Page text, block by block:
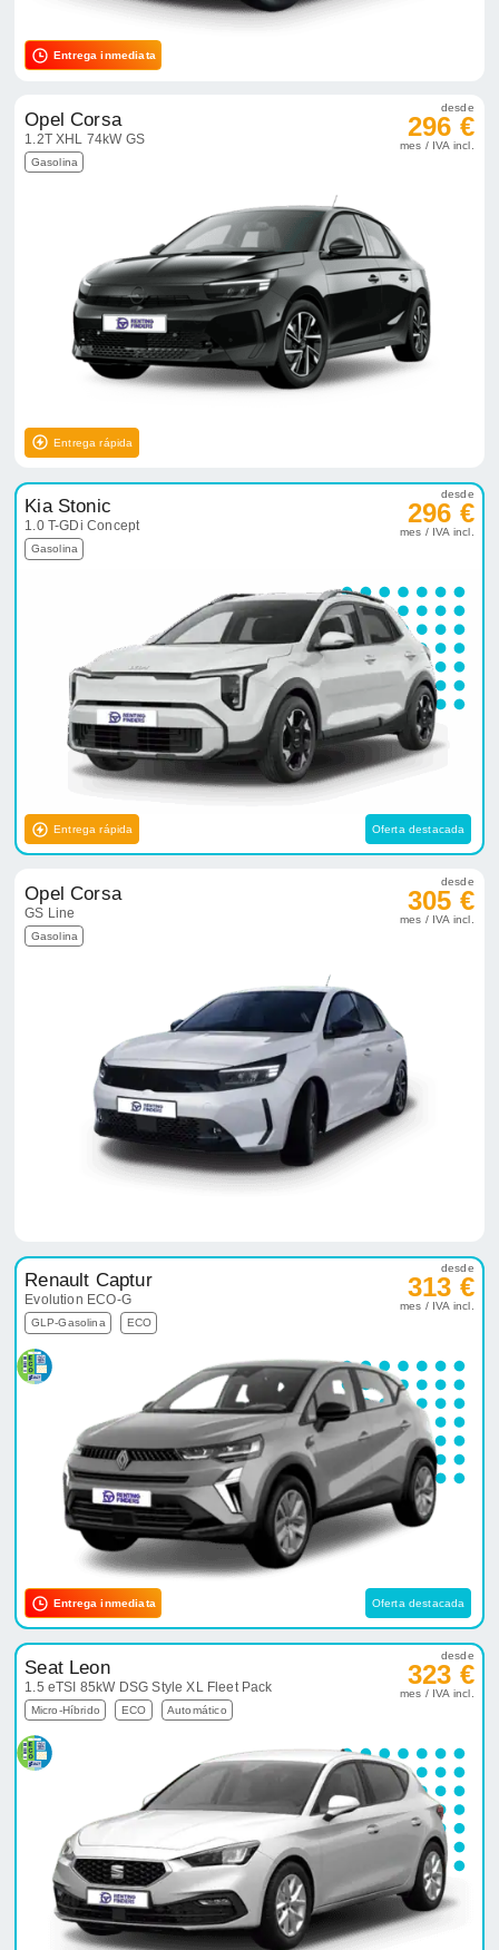
Entrega inmediata
Opel Corsa
1.2T XHL 74kW GS
Gasolina
desde
296 €
mes / IVA incl.
Entrega rápida
Kia Stonic
1.0 T-GDi Concept
Gasolina
desde
296 €
mes / IVA incl.
Entrega rápida Oferta destacada
Opel Corsa
GS Line
Gasolina
desde
305 €
mes / IVA incl.
Renault Captur
Evolution ECO-G
GLP-Gasolina ECO
desde
313 €
mes / IVA incl.
Entrega inmediata Oferta destacada
Seat Leon
1.5 eTSI 85kW DSG Style XL Fleet Pack
Micro-Híbrido ECO Automático
desde
323 €
mes / IVA incl.